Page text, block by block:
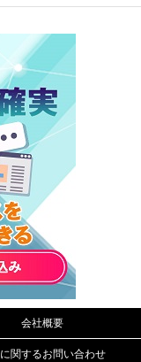
会社概要
関するお問い合わせ